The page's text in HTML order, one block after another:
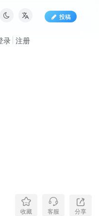
投稿
录 注册
收藏 客服 分享